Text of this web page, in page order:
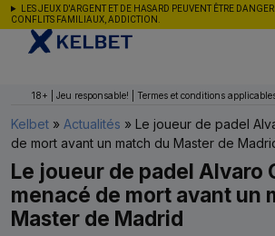
Aller au contenu
LES JEUX D'ARGENT ET DE HASARD PEUVENT ÊTRE
CONFLITS FAMILIAUX, ADDICTION.
18+ | Jeu responsable! | Termes et conditions
Kelbet » Actualités » Le joueur de padel
de mort avant un match du Master de
Le joueur de padel Alvaro
menacé de mort avant un
Master de Madrid